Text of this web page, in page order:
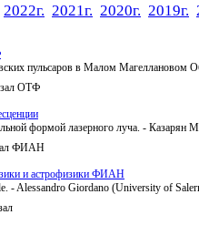
2022г. 2021г. 2020г. 2019г.
пульсаров в Малом Магеллановом
ОТФ
формой лазерного луча. - Казарян
ФИАН
и астрофизики ФИАН
- Alessandro Giordano (University of